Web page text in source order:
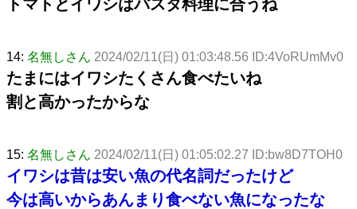
トマトとイワシはパスタ料理に合うね
14: 名無しさん 2024/02/11(日) 01:03:48.56 ID:4VoRUmMv0
たまにはイワシたくさん食べたいね
割と高かったからな
15: 名無しさん 2024/02/11(日) 01:05:02.27 ID:bw8D7TOH0
イワシは昔は安い魚の代名詞だったけど
今は高いからあんまり食べない魚になったな